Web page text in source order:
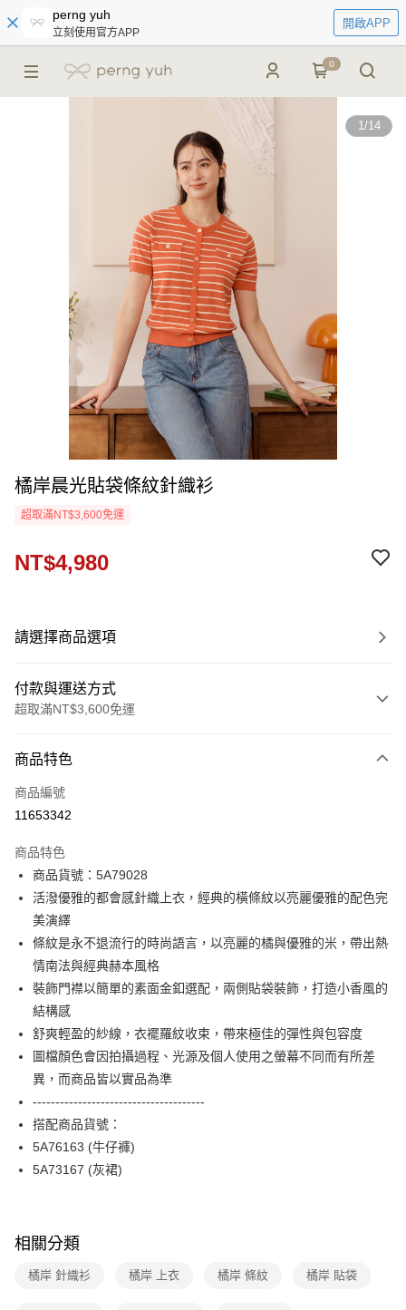
perng yuh
立刻使用官方APP
開啟APP
0
1/14
橘岸晨光貼袋條紋針織衫
超取滿NT$3,600免運
NT$4,980
請選擇商品選項
付款與運送方式
超取滿NT$3,600免運
信用卡一次付款
信用卡分期付款
合作金庫商業銀行
華南商業銀行
上海商業儲蓄銀行
台北富邦商業銀行
國泰世華商業銀行
臺灣中小企業銀行
台中商業銀行
匯豐（台灣）商業銀行
聯邦商業銀行
元大商業銀行
永豐商業銀行
玉山商業銀行
台新國際商業銀行
中國信託商業銀行
台灣樂天信用卡公司
LINE Pay
Apple Pay
街口支付
AFTEE先享後付
相關說明
【關於「AFTEE先享後付」】
AFTEE先享後付是「在收到商品之後才付款」的支付方式。 讓您購物簡單
便利好安心！
１．簡單：不需註冊會員、不需綁卡、不需儲值。
２．便利：只要手機號碼，簡訊認證，即可結帳。
【「AFTEE先享後付」結帳流程】
１．於結帳方式選擇「AFTEE先享後付」後，將跳轉至「AFTEE先享後付」
結帳頁面，進行簡訊認證並確認金額後，即可完成結帳。
２．訂單成立數日內，您將收到繳費通知簡訊。
購買商品的店家。未經商家同意取消之訂單仍視為有效，需透過AFTEE先享
後付繳納相關費用。
※ 交易是否成功請以「AFTEE先享後付 」之結帳頁面顯示為準，若有關於
付款後全家FamilyMart取貨
每筆NT$90，滿NT$3,600(含以上)免運費
付款後7-11取貨
每筆NT$90，滿NT$3,600(含以上)免運費
每筆NT$90，滿NT$3,600(含以上)免運費
離島宅配 (蘭嶼恕不配送)
商品特色
商品編號
11653342
商品特色
商品貨號：5A79028
活潑優雅的都會感針織上衣，經典的橫條紋以亮麗優雅的配色完
美演繹
條紋是永不退流行的時尚語言，以亮麗的橘與優雅的米，帶出熱
情南法與經典赫本風格
裝飾門襟以簡單的素面金釦選配，兩側貼袋裝飾，打造小香風的
結構感
舒爽輕盈的紗線，衣襬羅紋收束，帶來極佳的彈性與包容度
圖檔顏色會因拍攝過程、光源及個人使用之螢幕不同而有所差
異，而商品皆以實品為準
--------------------------------------
搭配商品貨號：
5A76163 (牛仔褲)
5A73167 (灰裙)
相關分類
橘岸 針織衫 橘岸 上衣 橘岸 條紋 橘岸 貼袋